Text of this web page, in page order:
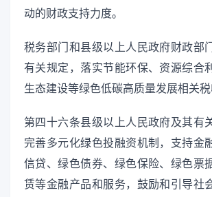
动的财政支持力度。
税务部门和县级以上人民政府财政部
有关规定，落实节能环保、资源综合
生态建设等绿色低碳高质量发展相关税
第四十六条县级以上人民政府及其有
完善多元化绿色投融资机制，支持金
信贷、绿色债券、绿色保险、绿色票
赁等金融产品和服务，鼓励和引导社